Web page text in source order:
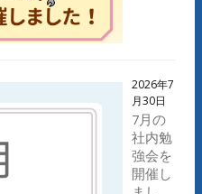
2026年7
月30日
7月の
社内勉
強会を
開催し